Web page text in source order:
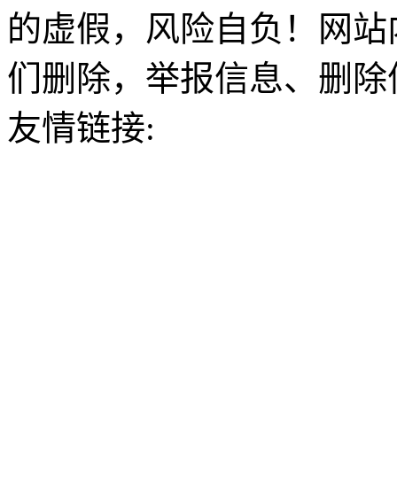
的虚假，风险自负！网
们删除，举报信息、删
友情链接: